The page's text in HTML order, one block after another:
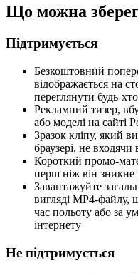
Що можна
Підтримується
Безкоштовний
відображається на
переглянути будь-
Рекламний тизер,
або моделі на сайті
Зразок кліпу, який
браузері, не входячи
Короткий промо-
перш ніж він зникне
Завантажуйте
вигляді MP4-файлу,
час польоту або за
інтернету
Не підтримується